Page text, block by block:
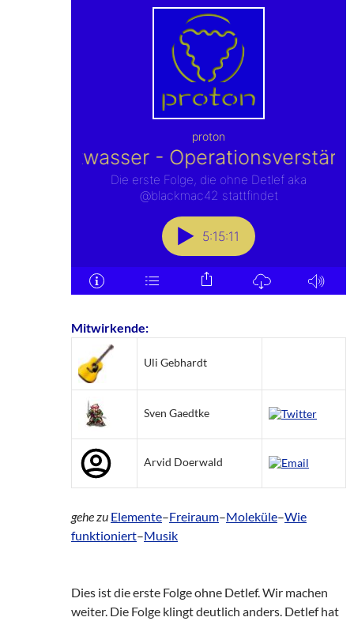
Mitwirkende:
Uli Gebhardt
Sven Gaedtke
Arvid Doerwald
gehe zu Elemente–Freiraum–Moleküle–Wie
funktioniert–Musik
Dies ist die erste Folge ohne Detlef. Wir machen
weiter. Die Folge klingt deutlich anders. Detlef hat